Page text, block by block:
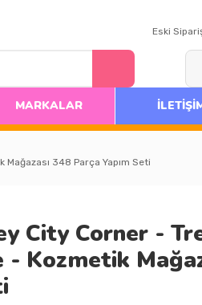
Eski
MARKALAR
348 Parça Yapım Seti
City Corner -
Kozmetik